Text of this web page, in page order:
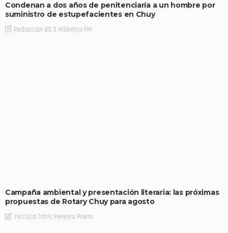
Condenan a dos años de penitenciaría a un hombre por
suministro de estupefacientes en Chuy
Redacción 89.3 Atlántica FM
Campaña ambiental y presentación literaria: las próximas
propuestas de Rotary Chuy para agosto
Yessica Tahis Pereyra Prieto